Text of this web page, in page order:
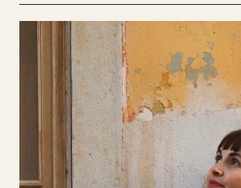
Rostos e Histórias
Vidas à
Isabel Lourenço, nascida em
Loulé. Iniciou-se na fotografia
formou-se na ETIC em